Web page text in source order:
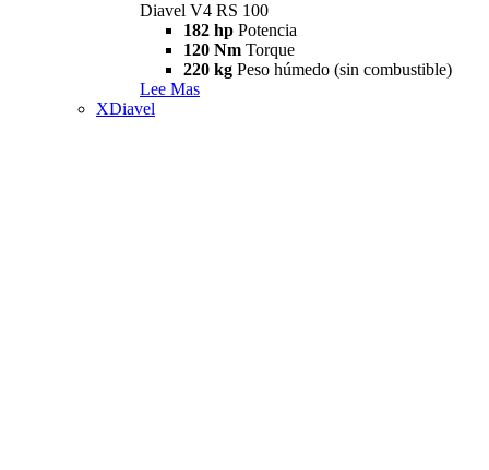
Diavel V4 RS 100
182 hp Potencia
120 Nm Torque
220 kg Peso húmedo (sin combustible)
Lee Mas
XDiavel